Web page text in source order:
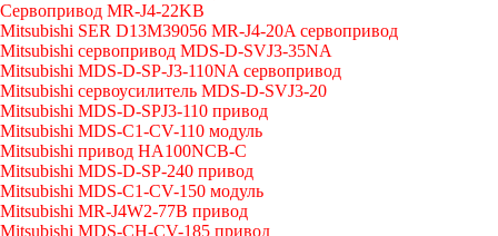
Сервопривод MR-J4-22KB
Mitsubishi SER D13M39056 MR-J4-20A сервопривод
Mitsubishi сервопривод MDS-D-SVJ3-35NA
Mitsubishi MDS-D-SP-J3-110NA сервопривод
Mitsubishi сервоусилитель MDS-D-SVJ3-20
Mitsubishi MDS-D-SPJ3-110 привод
Mitsubishi MDS-C1-CV-110 модуль
Mitsubishi привод HA100NCB-C
Mitsubishi MDS-D-SP-240 привод
Mitsubishi MDS-C1-CV-150 модуль
Mitsubishi MR-J4W2-77B привод
Mitsubishi MDS-CH-CV-185 привод